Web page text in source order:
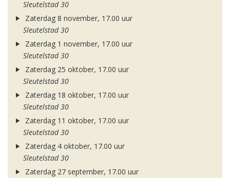
Sleutelstad 30
Zaterdag 8 november, 17.00 uur
Sleutelstad 30
Zaterdag 1 november, 17.00 uur
Sleutelstad 30
Zaterdag 25 oktober, 17.00 uur
Sleutelstad 30
Zaterdag 18 oktober, 17.00 uur
Sleutelstad 30
Zaterdag 11 oktober, 17.00 uur
Sleutelstad 30
Zaterdag 4 oktober, 17.00 uur
Sleutelstad 30
Zaterdag 27 september, 17.00 uur